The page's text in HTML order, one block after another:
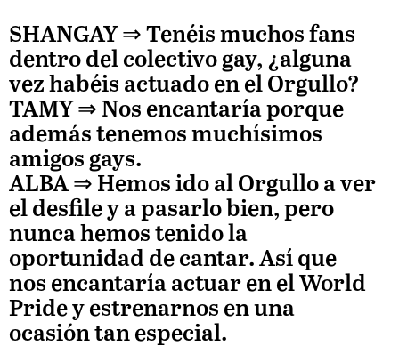
SHANGAY ⇒ Tenéis muchos fans
dentro del colectivo gay, ¿alguna
vez habéis actuado en el Orgullo?
TAMY⇒ Nos encantaría porque
además tenemos muchísimos
amigos gays.
ALBA⇒ Hemos ido al Orgullo a ver
el desfile y a pasarlo bien, pero
nunca hemos tenido la
oportunidad de cantar. Así que
nos encantaría actuar en el World
Pride y estrenarnos en una
ocasión tan especial.